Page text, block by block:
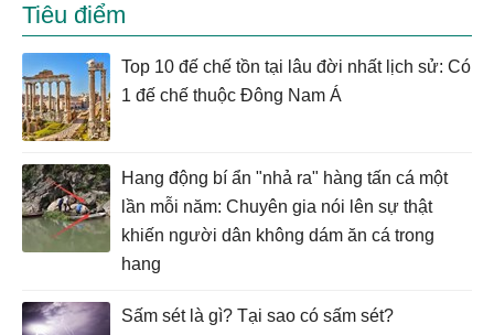
Tiêu điểm
Top 10 đế chế tồn tại lâu đời nhất lịch sử: Có
1 đế chế thuộc Đông Nam Á
Hang động bí ẩn "nhả ra" hàng tấn cá một
lần mỗi năm: Chuyên gia nói lên sự thật
khiến người dân không dám ăn cá trong
hang
Sấm sét là gì? Tại sao có sấm sét?